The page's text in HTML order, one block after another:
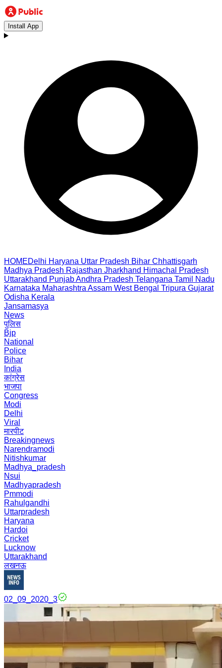
Install App
HOMEDelhi Haryana Uttar Pradesh Bihar Chhattisgarh
Madhya Pradesh Rajasthan Jharkhand Himachal Pradesh
Uttarakhand PunjabAndhra Pradesh Telangana Tamil Nadu
Karnataka Maharashtra Assam West Bengal Tripura Gujarat
Odisha Kerala
Jansamasya
News
पुलिस
Bjp
National
Police
Bihar
India
कांग्रेस
भाजपा
Congress
Modi
Delhi
Viral
मारपीट
Breakingnews
Narendramodi
Nitishkumar
Madhya_pradesh
Nsui
Madhyapradesh
Pmmodi
Rahulgandhi
Uttarpradesh
Haryana
Hardoi
Cricket
Lucknow
Uttarakhand
लखनऊ
02_09_2020_3